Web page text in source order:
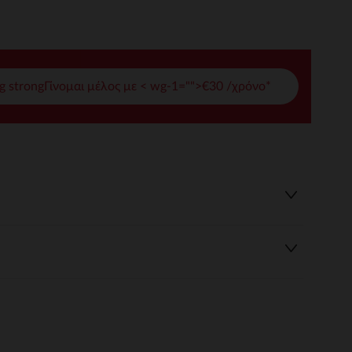
να διαχειριστείτε τις ρυθμίσεις απορρήτου,
strongΓίνομαι μέλος με < wg-1="">€30 /χρόνο*